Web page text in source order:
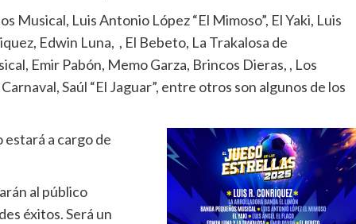
Musical, ⁠Luis Antonio López “El Mimoso”, ⁠El Yaki, Luis
Edwin Luna, , El Bebeto, La Trakalosa de
Emir Pabón, ⁠⁠Memo Garza, ⁠⁠Brincos Dieras, , ⁠⁠Los
Saúl “El Jaguar”, entre otros son algunos de los
a cargo de
al público
éxitos. Será un